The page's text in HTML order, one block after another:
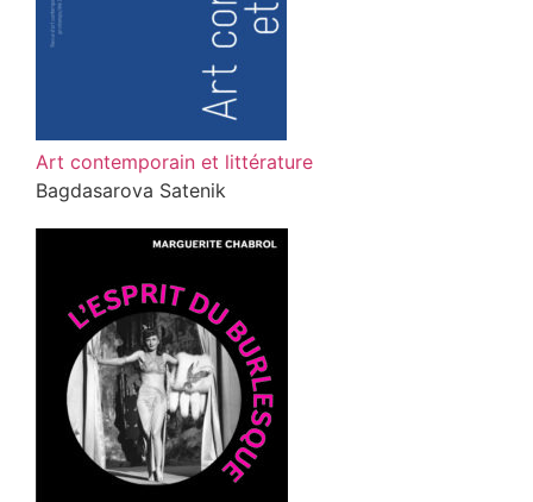
Art contemporain et littérature
Bagdasarova Satenik